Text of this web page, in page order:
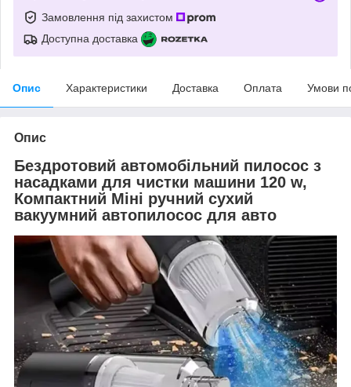
Замовлення під захистом
Доступна доставка
Опис Характеристики Доставка Оплата Умови
Опис
Бездротовий автомобільний пилосос з
насадками для чистки машини 120 w,
Компактний Міні ручний сухий
вакуумний автопилосос для авто